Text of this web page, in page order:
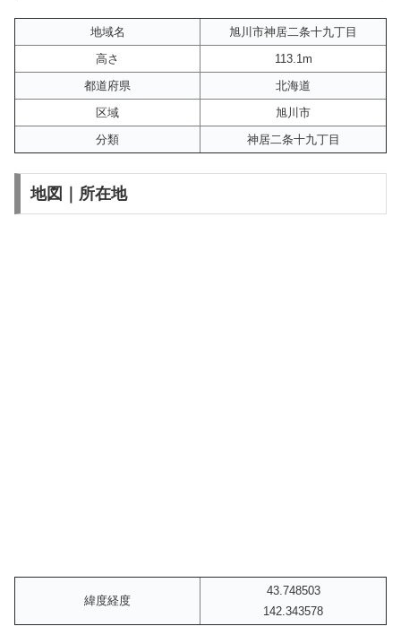
地域名
旭川市神居二条十九丁目
高さ
113.1m
都道府県
北海道
区域
旭川市
分類
神居二条十九丁目
地図｜所在地
緯度経度
43.748503
142.343578